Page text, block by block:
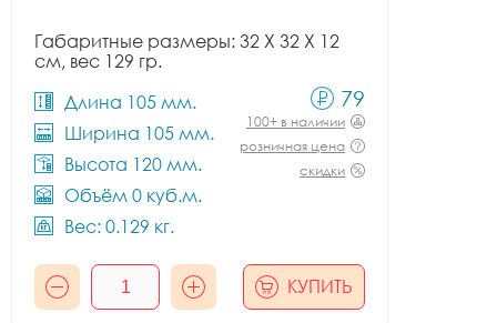
Габаритные размеры: 32 X 32 X 12
см, вес 129 гр.
Длина 105 мм.
Ширина 105 мм.
Высота 120 мм.
Объём 0 куб.м.
Вес: 0.129 кг.
79
100+ в наличии
розничная цена
скидки
КУПИТЬ